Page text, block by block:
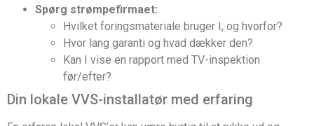
Spørg strømpefirmaet:
Hvilket foringsmateriale bruger I, og hvorfor?
Hvor lang garanti og hvad dækker den?
Kan I vise en rapport med TV-inspektion
før/efter?
Din lokale VVS-installatør med erfaring